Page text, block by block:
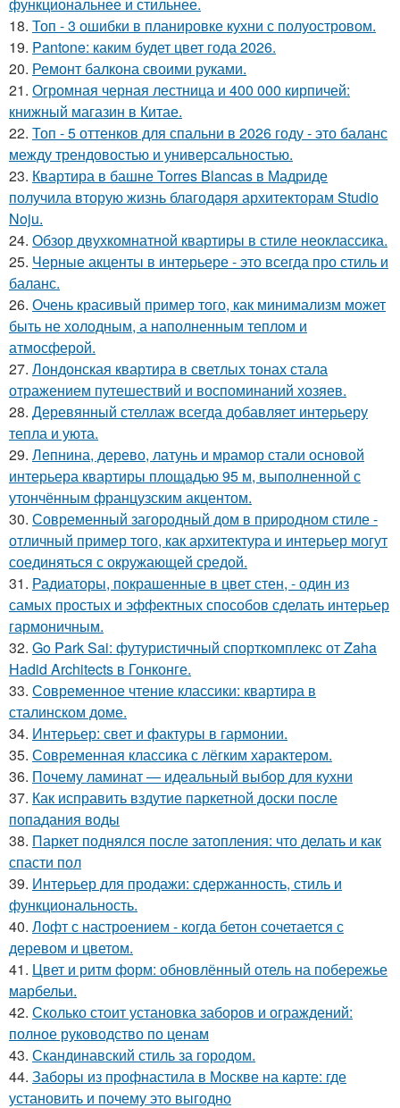
18. Топ - 3 ошибки в планировке кухни с полуостровом.
19. Pantone: каким будет цвет года 2026.
20. Ремонт балкона своими руками.
21. Огромная черная лестница и 400 000 кирпичей:
книжный магазин в Китае.
22. Топ - 5 оттенков для спальни в 2026 году - это баланс
между трендовостью и универсальностью.
23. Квартира в башне Torres Blancas в Мадриде
получила вторую жизнь благодаря архитекторам Studio
Noju.
24. Обзор двухкомнатной квартиры в стиле неоклассика.
25. Черные акценты в интерьере - это всегда про стиль и
баланс.
26. Очень красивый пример того, как минимализм может
быть не холодным, а наполненным теплом и
атмосферой.
27. Лондонская квартира в светлых тонах стала
отражением путешествий и воспоминаний хозяев.
28. Деревянный стеллаж всегда добавляет интерьеру
тепла и уюта.
29. Лепнина, дерево, латунь и мрамор стали основой
интерьера квартиры площадью 95 м, выполненной с
утончённым французским акцентом.
30. Современный загородный дом в природном стиле -
отличный пример того, как архитектура и интерьер могут
соединяться с окружающей средой.
31. Радиаторы, покрашенные в цвет стен, - один из
самых простых и эффектных способов сделать интерьер
гармоничным.
32. Go Park Sai: футуристичный спорткомплекс от Zaha
Hadid Architects в Гонконге.
33. Современное чтение классики: квартира в
сталинском доме.
34. Интерьер: свет и фактуры в гармонии.
35. Современная классика с лёгким характером.
36. Почему ламинат — идеальный выбор для кухни
37. Как исправить вздутие паркетной доски после
попадания воды
38. Паркет поднялся после затопления: что делать и как
спасти пол
39. Интерьер для продажи: сдержанность, стиль и
функциональность.
40. Лофт с настроением - когда бетон сочетается с
деревом и цветом.
41. Цвет и ритм форм: обновлённый отель на побережье
марбельи.
42. Сколько стоит установка заборов и ограждений:
полное руководство по ценам
43. Скандинавский стиль за городом.
44. Заборы из профнастила в Москве на карте: где
установить и почему это выгодно